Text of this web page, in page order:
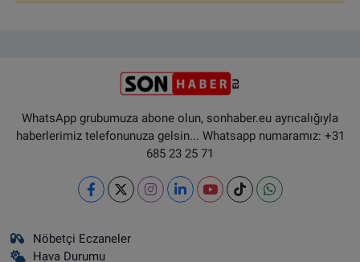
WhatsApp grubumuza abone olun, sonhaber.eu ayrıcalığıyla
haberlerimiz telefonunuza gelsin... Whatsapp numaramız: +31
685 23 25 71
Nöbetçi Eczaneler
Hava Durumu